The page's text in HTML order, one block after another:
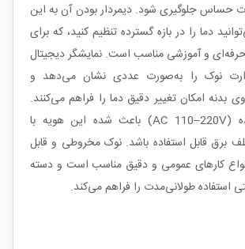
حساس جلوگیری شود. دیمردار بودن آن به این
دما را در بازه گسترده تنظیم کنید، که برای
و آموزشی مناسب است. نمایشگر دیجیتال
نوک را به‌صورت عددی نشان می‌دهد و
امکان تغییر دقیق دما را فراهم می‌کنند.
ولتاژ کاری گسترده (AC 110–220V) باعث شده این هویه با
برق قابل استفاده باشد. نوک مخروطی و قابل
کارهای عمومی و دقیق مناسب است و دسته
استفاده طولانی‌مدت را فراهم می‌کند.